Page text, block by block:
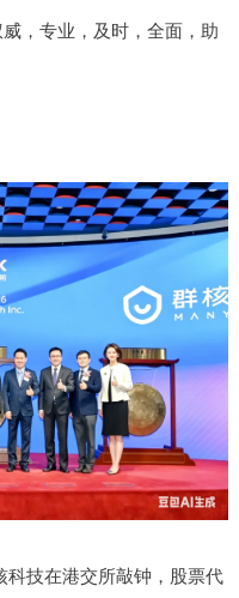
，专业，及时，全面，助
技在港交所敲钟，股票代